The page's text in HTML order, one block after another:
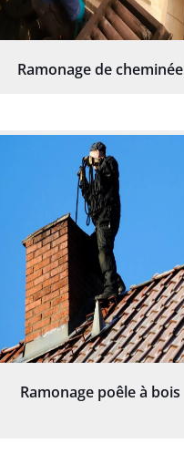
Ramonage de cheminée
Ramonage poêle à bois